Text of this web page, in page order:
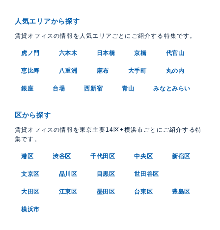
人気エリアから探す
賃貸オフィスの情報を人気エリアごとにご紹介する特集です。
虎ノ門 六本木 日本橋 京橋 代官山
恵比寿 八重洲 麻布 大手町 丸の内
銀座 台場 西新宿 青山 みなとみらい
区から探す
賃貸オフィスの情報を東京主要14区+横浜市ごとにご紹介する特
集です。
港区 渋谷区 千代田区 中央区 新宿区
文京区 品川区 目黒区 世田谷区
大田区 江東区 墨田区 台東区 豊島区
横浜市